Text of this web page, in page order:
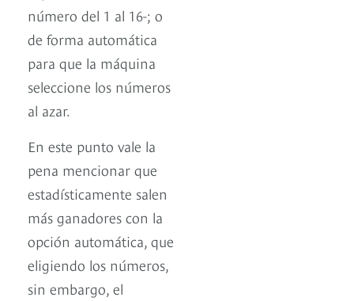
número del 1 al 16-; o
de forma automática
para que la máquina
seleccione los números
al azar.
En este punto vale la
pena mencionar que
estadísticamente salen
más ganadores con la
opción automática, que
eligiendo los números,
sin embargo, el